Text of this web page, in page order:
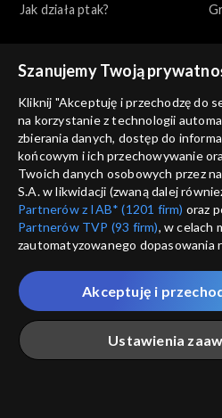
Jak działa ptak?
Jak to działa?
Jak działa ul?
Jak to działa?
Krew
Szanujemy Twoją
Kliknij "Akceptuję i przechodzę do
na korzystanie z technologii
zbierania danych, dostęp do
końcowym i ich przechowywanie
Twoich danych osobowych przez
S.A. w likwidacji (zwaną dalej
Partnerów z IAB* (1201 firm) oraz
Partnerów TVP (93 firm), w celach
zautomatyzowanego dopasowania
które wskazujemy poniżej, a także
przez nas identyfikatora PPID do
Twoje dane osobowe zbierane
Ciebie naszych
poszczególnych
„Portalem”, w tym informacje
Ustawienia
Akceptuję i